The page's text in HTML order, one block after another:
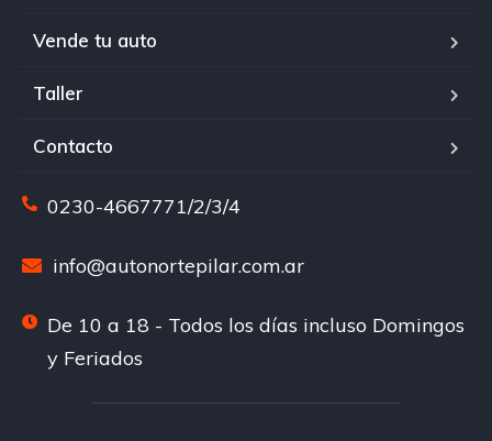
Vende tu auto
Taller
Contacto
0230-4667771/2/3/4
info@autonortepilar.com.ar
De 10 a 18 - Todos los días incluso Domingos
y Feriados